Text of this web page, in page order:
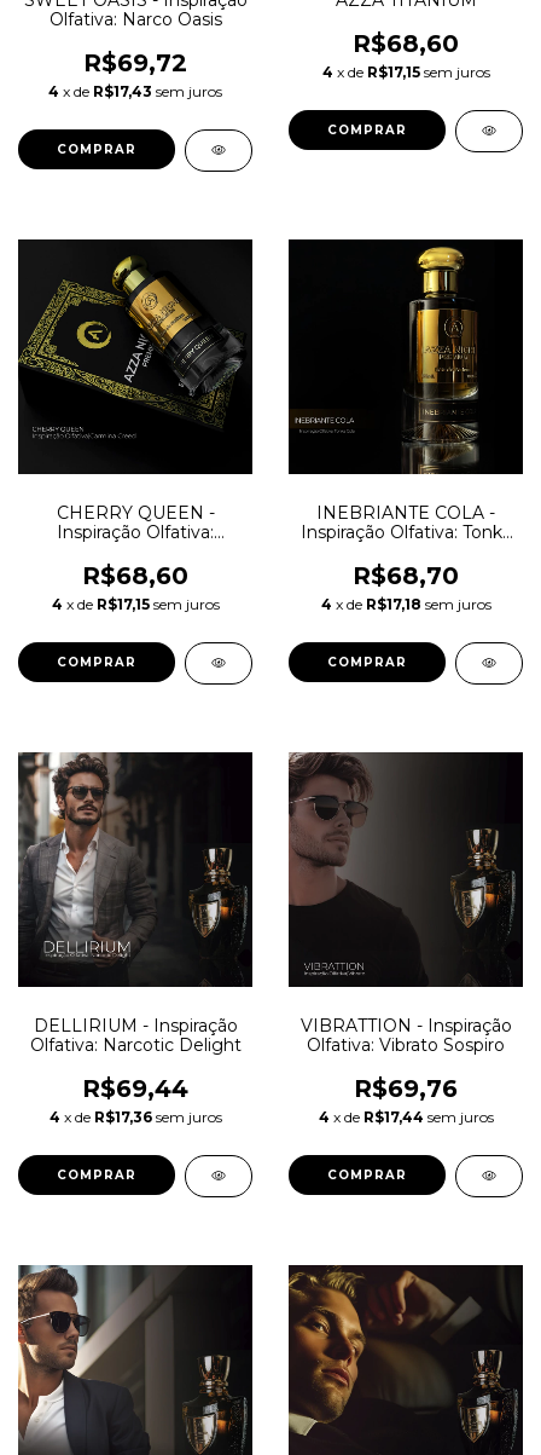
Olfativa: Narco Oasis
R$69,72
4 x de R$17,43 sem juros
COMPRAR
R$68,60
4 x de R$17,15 sem juros
COMPRAR
CHERRY QUEEN -
Inspiração Olfativa:
R$68,60
4 x de R$17,15 sem juros
COMPRAR
INEBRIANTE COLA -
Inspiração Olfativa: Tonka
R$68,70
4 x de R$17,18 sem juros
COMPRAR
DELLIRIUM - Inspiração
Olfativa: Narcotic Delight
R$69,44
4 x de R$17,36 sem juros
COMPRAR
VIBRATTION - Inspiração
Olfativa: Vibrato Sospiro
R$69,76
4 x de R$17,44 sem juros
COMPRAR